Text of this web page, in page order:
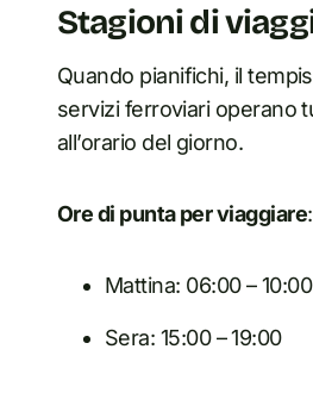
Stagioni di
Quando pianifichi, il
servizi ferroviari operano
all’orario del giorno.
Ore di punta per viaggiare:
Mattina: 06:00 – 10:00
Sera: 15:00 – 19:00